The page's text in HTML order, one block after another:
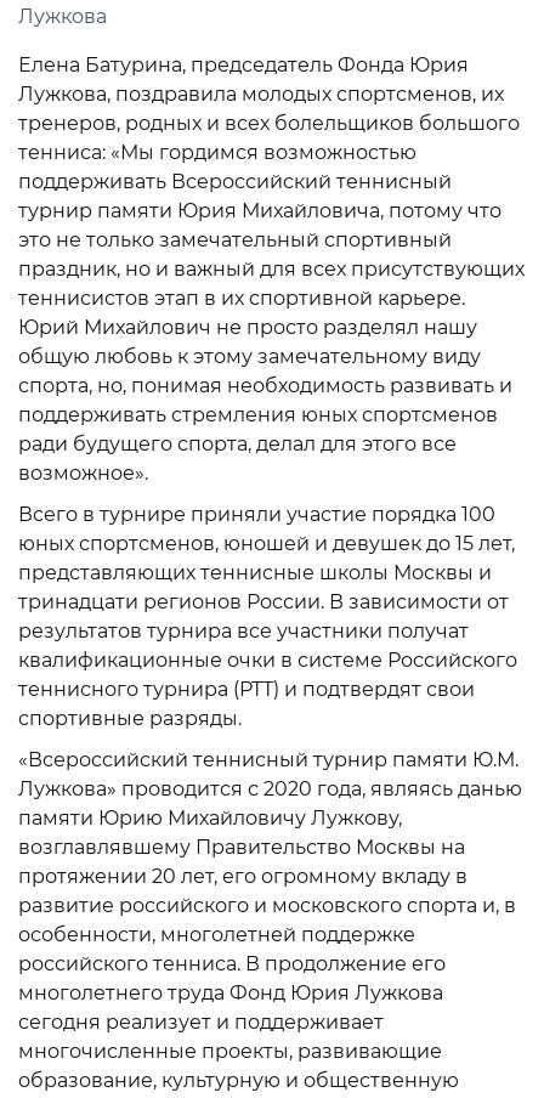
Лужкова
Елена Батурина, председатель Фонда Юрия
Лужкова, поздравила молодых спортсменов, их
тренеров, родных и всех болельщиков большого
тенниса: «Мы гордимся возможностью
поддерживать Всероссийский теннисный
турнир памяти Юрия Михайловича, потому что
это не только замечательный спортивный
праздник, но и важный для всех присутствующих
теннисистов этап в их спортивной карьере.
Юрий Михайлович не просто разделял нашу
общую любовь к этому замечательному виду
спорта, но, понимая необходимость развивать и
поддерживать стремления юных спортсменов
ради будущего спорта, делал для этого все
возможное».
Всего в турнире приняли участие порядка 100
юных спортсменов, юношей и девушек до 15 лет,
представляющих теннисные школы Москвы и
тринадцати регионов России. В зависимости от
результатов турнира все участники получат
квалификационные очки в системе Российского
теннисного турнира (РТТ) и подтвердят свои
спортивные разряды.
«Всероссийский теннисный турнир памяти Ю.М.
Лужкова» проводится с 2020 года, являясь данью
памяти Юрию Михайловичу Лужкову,
возглавлявшему Правительство Москвы на
протяжении 20 лет, его огромному вкладу в
развитие российского и московского спорта и, в
особенности, многолетней поддержке
российского тенниса. В продолжение его
многолетнего труда Фонд Юрия Лужкова
сегодня реализует и поддерживает
многочисленные проекты, развивающие
образование, культурную и общественную